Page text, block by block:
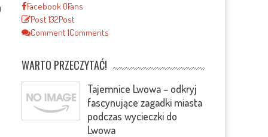
Facebook 0Fans
Post132Post
Comment1Comments
WARTO PRZECZYTAĆ!
Tajemnice Lwowa – odkryj
fascynujące zagadki miasta
podczas wycieczki do
Lwowa